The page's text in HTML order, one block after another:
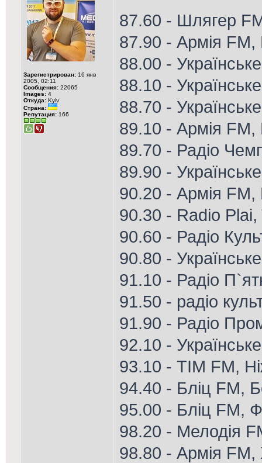
Зарегистрирован: 16 янв
2005, 02:11
Сообщения: 22065
Images: 4
Откуда: Kyiv
Страна:
Репутация: 166
87.60 - Шлягер
87.90 - Армія FM,
88.00 -
88.10 -
88.70 -
89.10 - Армія FM,
89.70 - Радіо
89.90 -
90.20 - Армія FM,
90.30 - Radio
90.60 - Радіо
90.80 -
91.10 - Радіо
91.50 - радіо
91.90 - Радіо
92.10 -
93.10 - ТІМ FM,
94.40 - Бліц FM,
95.00 - Бліц FM,
98.20 - Мелодія
98.80 - Армія